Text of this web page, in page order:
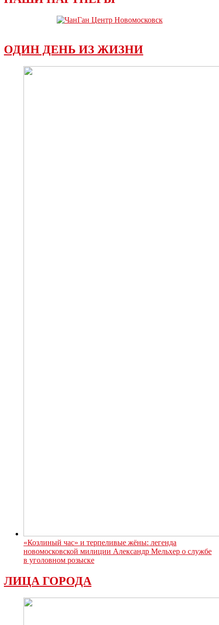
ОДИН ДЕНЬ ИЗ ЖИЗНИ
«Козлиный час» и терпеливые жёны: легенда
новомосковской милиции Александр Мельхер о службе
в уголовном розыске
ЛИЦА ГОРОДА